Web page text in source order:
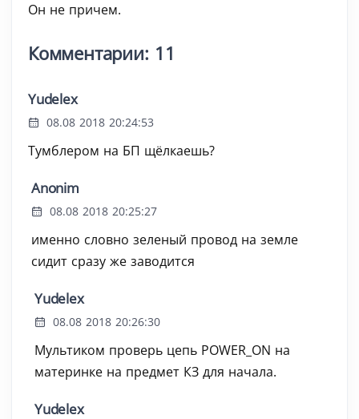
Он не причем.
Комментарии: 11
Yudelex
08.08 2018 20:24:53
Тумблером на БП щёлкаешь?
Anonim
08.08 2018 20:25:27
именно словно зеленый провод на земле
сидит сразу же заводится
Yudelex
08.08 2018 20:26:30
Мультиком проверь цепь POWER_ON на
материнке на предмет КЗ для начала.
Yudelex